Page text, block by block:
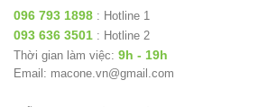
096 793 1898 : Hotline 1
093 636 3501 : Hotline 2
Thời gian làm việc: 9h - 19h
Email: macone.vn@gmail.com